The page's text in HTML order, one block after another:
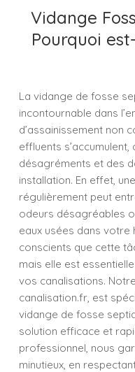
Vidange
Pourquoi
La vidange de fosse
incontournable dans
d’assainissement non
effluents
désagréments et des
installation. En effet,
régulièrement peut
odeurs désagréables
eaux usées dans votre
conscients que cette
mais elle est
vos canalisations.
canalisation.fr, est
vidange de fosse
solution efficace et
professionnel, nous
minutieux, en